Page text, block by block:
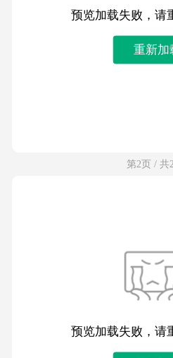
预览加载失败，请
重新加
第2页 / 共
预览加载失败，请